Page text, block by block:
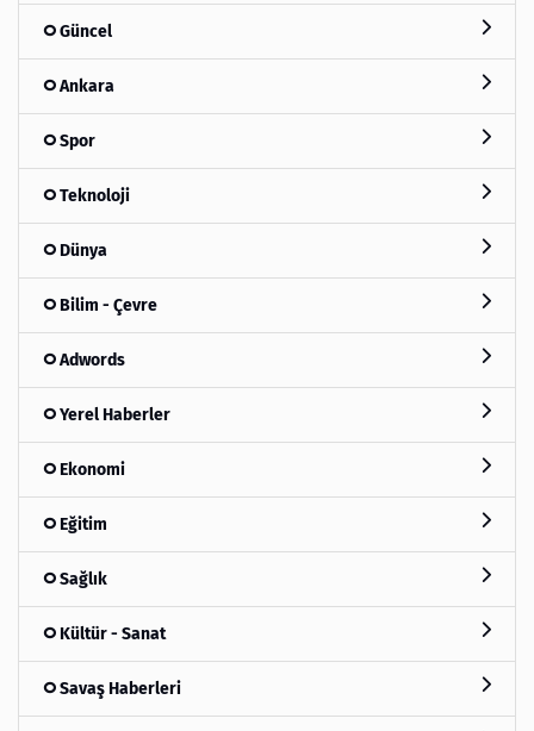
Güncel
Ankara
Spor
Teknoloji
Dünya
Bilim - Çevre
Adwords
Yerel Haberler
Ekonomi
Eğitim
Sağlık
Kültür - Sanat
Savaş Haberleri